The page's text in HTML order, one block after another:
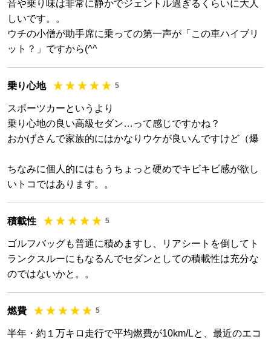
音や乗り味は非常に静かでジェントル過ぎるくらいに大人
しいです。。
ウチの小僧が助手席に乗っての第一声が「この車ハイブリ
ット？」ですから(^^
乗り心地 5
スポーツカーというより
乗り心地の良い高級セダン…って感じですかね？
おかげさんで家族的にはかなりウケが良いんですけど（爆
ちなみに個人的にはもうちょっと硬めでキビキビ感が欲し
いトコではあります。。
積載性 5
ゴルフバッグも普通に積めますし、リアシートを倒してト
ランクスルーにもなるんでセダンとしての積載性は充分な
のではないかと。。
燃費 5
半年・約１万キロ走行で平均燃費が10km/Lと、最近のエコ